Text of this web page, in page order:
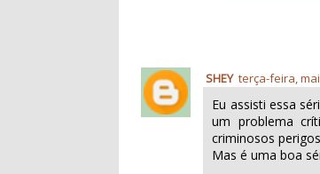
SHEY terça-feira,
Eu assisti essa
um problema
criminosos
Mas é uma boa